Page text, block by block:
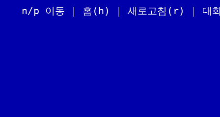
n/p 이동 | 홈(h) | 새로고침(r) | 대